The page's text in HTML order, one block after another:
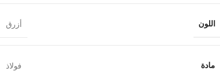
اللون أزرق
مادة فولاذ